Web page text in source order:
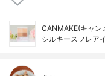
CANMAKE(キャン
シルキースフレア